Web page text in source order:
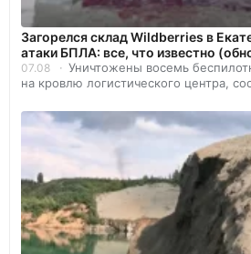
Загорелся склад Wildberries в
атаки БПЛА: все, что известно
07.08
Уничтожены восемь
на кровлю логистического центра,